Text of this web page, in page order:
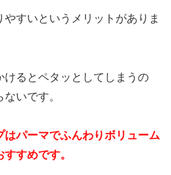
すいというメリットがありま
けるとペタッとしてしまうの
いです。
パーマでふんわりボリューム
すめです。